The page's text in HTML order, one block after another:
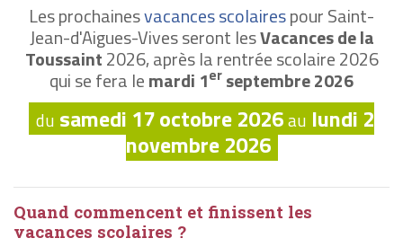
Les prochainesvacances scolairespour Saint-
Jean-d'Aigues-Vives seront lesVacances de la
Toussaint2026, après la rentrée scolaire 2026
qui se fera lemardi 1er septembre 2026
du samedi 17 octobre 2026au lundi 2
novembre 2026
Quand commencent et finissent les
vacances scolaires ?